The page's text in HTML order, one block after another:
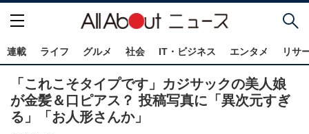
連載 ライフ グルメ 社会 IT・ビジネス エンタメ リサ
「これこそタイプです」カジサックの美人娘
が金髪＆口ピアス？ 投稿写真に「異次元すぎ
る」「お人形さんか」